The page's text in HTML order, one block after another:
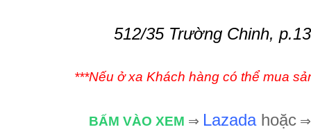
512/35 Trường Chinh,
***Nếu ở xa Khách hàng có thể mua
BẤM VÀO XEM ⇒ Lazadahoặc